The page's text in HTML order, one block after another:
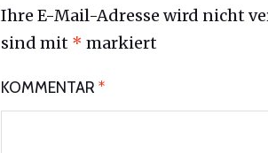
Ihre E-Mail-Adresse wird nicht
sind mit * markiert
KOMMENTAR *